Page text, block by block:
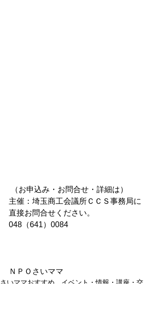
（お申込み・お問合せ・詳細は）
主催：埼玉商工会議所ＣＣＳ事務局に
直接お問合せください。
048（641）0084
ＮＰＯさいママ
さいママおすすめ イベント・情報・講座・交